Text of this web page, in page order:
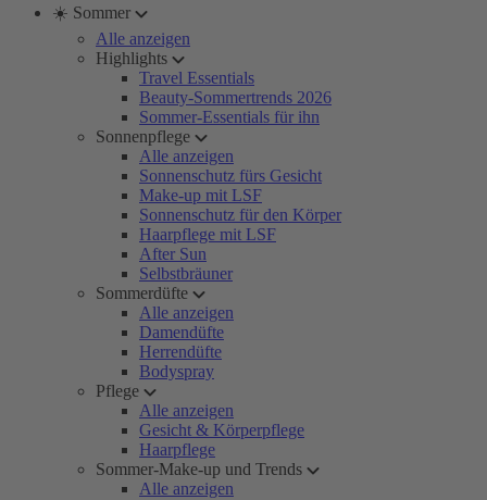
☀️ Sommer
Alle anzeigen
Highlights
Travel Essentials
Beauty-Sommertrends 2026
Sommer-Essentials für ihn
Sonnenpflege
Alle anzeigen
Sonnenschutz fürs Gesicht
Make-up mit LSF
Sonnenschutz für den Körper
Haarpflege mit LSF
After Sun
Selbstbräuner
Sommerdüfte
Alle anzeigen
Damendüfte
Herrendüfte
Bodyspray
Pflege
Alle anzeigen
Gesicht & Körperpflege
Haarpflege
Sommer-Make-up und Trends
Alle anzeigen